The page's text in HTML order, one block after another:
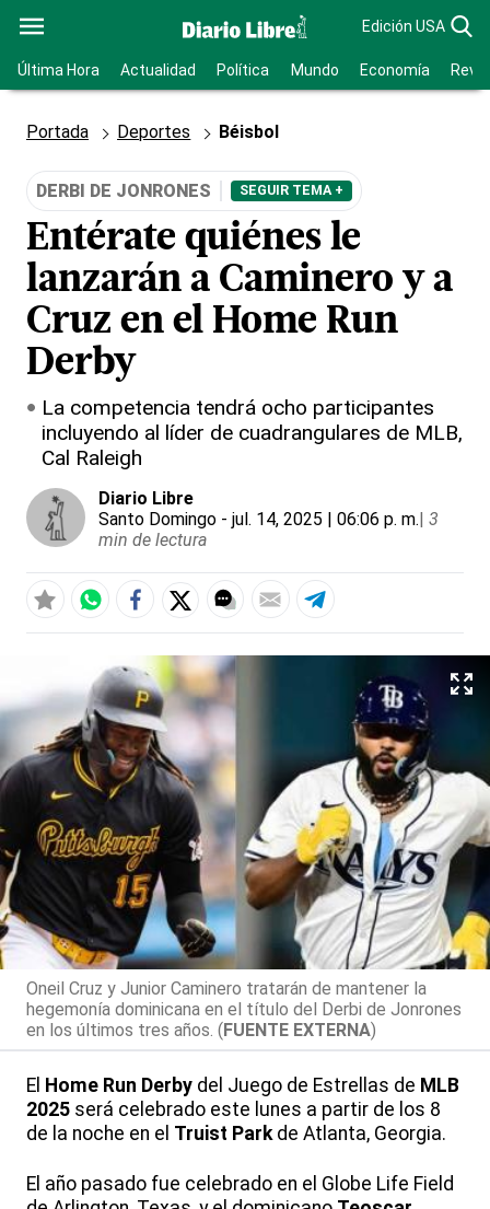
Edición USA
Última Hora Actualidad Política Mundo Economía
Portada Deportes Béisbol
DERBI DE JONRONES SEGUIR TEMA +
Entérate quiénes le
lanzarán a Caminero y a
Cruz en el Home Run
Derby
La competencia tendrá ocho participantes
incluyendo al líder de cuadrangulares de MLB,
Cal Raleigh
Diario Libre
Santo Domingo - jul. 14, 2025 | 06:06 p. m.| 3
min de lectura
Oneil Cruz y Junior Caminero tratarán de mantener la
hegemonía dominicana en el título del Derbi de Jonrones
en los últimos tres años. (FUENTE EXTERNA)
El Home Run Derby del Juego de Estrellas de MLB
2025 será celebrado este lunes a partir de los 8
de la noche en el Truist Parkde Atlanta, Georgia.
El año pasado fue celebrado en el Globe Life Field